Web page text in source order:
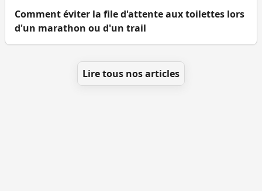
Comment éviter la file d'attente aux toilettes lors
d'un marathon ou d'un trail
Lire tous nos articles